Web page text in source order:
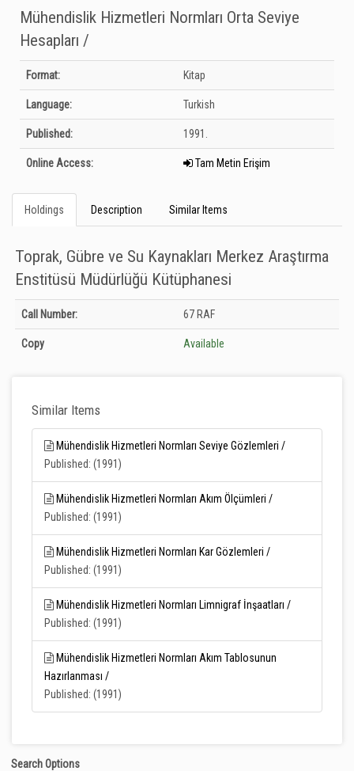
Mühendislik Hizmetleri Normları Orta Seviye
Hesapları /
Bibliographic Details
Format: Kitap
Language: Turkish
Published: 1991.
Online Access: Tam Metin Erişim
Holdings Description Similar Items
Toprak, Gübre ve Su Kaynakları Merkez Araştırma
Enstitüsü Müdürlüğü Kütüphanesi
Holdings details from Toprak, Gübre ve Su Kaynakları Merkez Araştırma
Enstitüsü Müdürlüğü Kütüphanesi: Unknown
Call Number: 67 RAF
Copy Available
Similar Items
Mühendislik Hizmetleri Normları Seviye Gözlemleri /
Published: (1991)
Mühendislik Hizmetleri Normları Akım Ölçümleri /
Published: (1991)
Mühendislik Hizmetleri Normları Kar Gözlemleri /
Published: (1991)
Mühendislik Hizmetleri Normları Limnigraf İnşaatları /
Published: (1991)
Mühendislik Hizmetleri Normları Akım Tablosunun
Hazırlanması /
Published: (1991)
Search Options